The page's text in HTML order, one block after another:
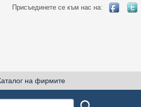
Присъединете се към нас на:
на фирмите